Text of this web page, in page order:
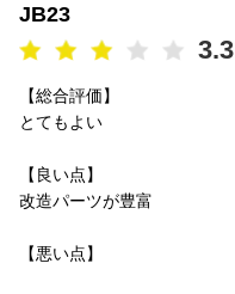
JB23
3.3
【総合評価】
とてもよい
【良い点】
改造パーツが豊富
【悪い点】